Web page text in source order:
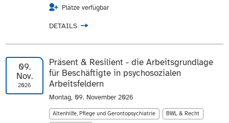
Plätze verfügbar
DETAILS
09.
Nov.
2026
Präsent & Resilient - die Arbeitsgrundlage
für Beschäftigte in psychosozialen
Arbeitsfeldern
Montag, 09. November 2026
Altenhilfe, Pflege und Gerontopsychiatrie
BWL & Recht